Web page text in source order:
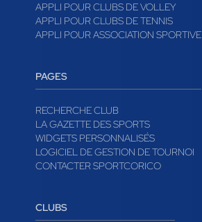
APPLI POUR CLUBS DE VOLLEY
APPLI POUR CLUBS DE TENNIS
APPLI POUR ASSOCIATION SPORTIVE
PAGES
RECHERCHE CLUB
LA GAZETTE DES SPORTS
WIDGETS PERSONNALISÉS
LOGICIEL DE GESTION DE TOURNOI
CONTACTER SPORTCORICO
CLUBS